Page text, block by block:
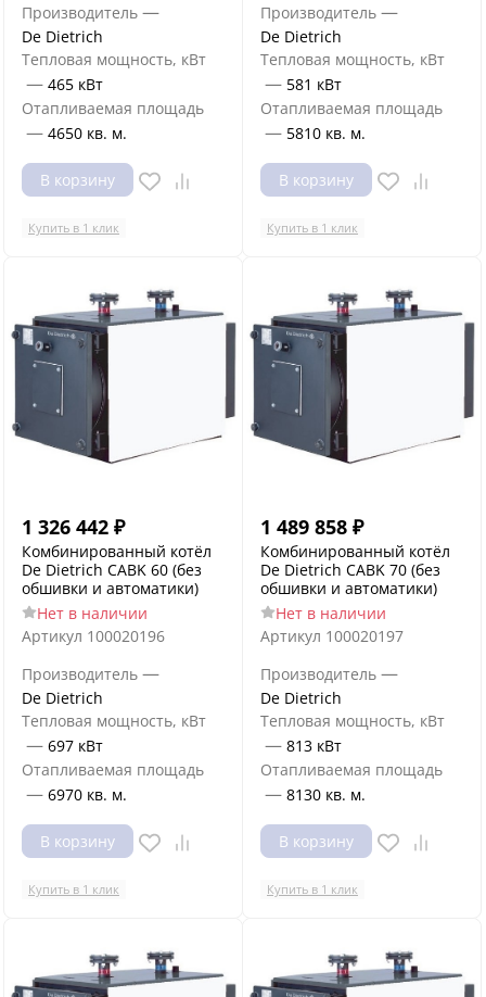
Производитель —
De Dietrich
Тепловая мощность, кВт
— 465 кВт
Отапливаемая площадь
— 4650 кв. м.
В корзину
Купить в 1 клик
Производитель —
De Dietrich
Тепловая мощность, кВт
— 581 кВт
Отапливаемая площадь
— 5810 кв. м.
В корзину
Купить в 1 клик
1 326 442 ₽
Комбинированный котёл
De Dietrich CABK 60 (без
обшивки и автоматики)
Нет в наличии
Артикул 100020196
Производитель —
De Dietrich
Тепловая мощность, кВт
— 697 кВт
Отапливаемая площадь
— 6970 кв. м.
В корзину
Купить в 1 клик
1 489 858 ₽
Комбинированный котёл
De Dietrich CABK 70 (без
обшивки и автоматики)
Нет в наличии
Артикул 100020197
Производитель —
De Dietrich
Тепловая мощность, кВт
— 813 кВт
Отапливаемая площадь
— 8130 кв. м.
В корзину
Купить в 1 клик